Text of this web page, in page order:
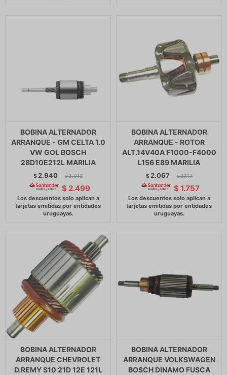
BOBINA ALTERNADOR
ARRANQUE - GM CELTA 1.0
VW GOL BOSCH
28D10E212L MARILIA
$ 2.940 $ 3.012
$ 2.499
BOBINA ALTERNADOR
ARRANQUE - ROTOR
ALT.14V40A F1000-F4000
L156 E89 MARILIA
$ 2.067 $ 2.117
$ 1.757
BOBINA ALTERNADOR
ARRANQUE CHEVROLET
D.REMY S10 21D 12E 121L
BOBINA ALTERNADOR
ARRANQUE VOLKSWAGEN
BOSCH DINAMO FUSCA